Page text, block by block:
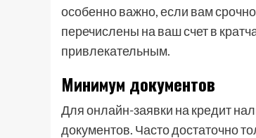
особенно важно, если вам
перечислены на ваш счет в
привлекательным.
Минимум документов
Для онлайн-заявки на кредит
документов. Часто достаточно